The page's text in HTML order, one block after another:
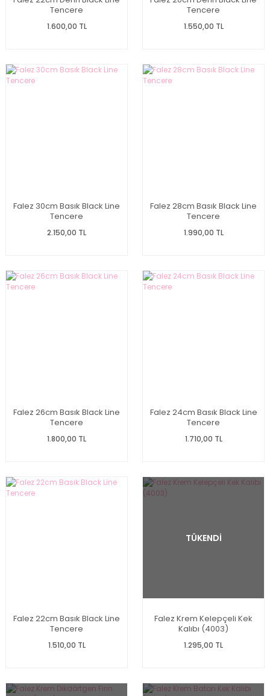
Tencere
1.600,00 TL
Tencere
1.550,00 TL
Falez 30cm Basık Black Line
Tencere
2.150,00 TL
Falez 28cm Basık Black Line
Tencere
1.990,00 TL
Falez 26cm Basık Black Line
Tencere
1.800,00 TL
Falez 24cm Basık Black Line
Tencere
1.710,00 TL
Falez 22cm Basık Black Line
Tencere
1.510,00 TL
TÜKENDİ
Falez Krem Kelepçeli Kek
Kalıbı (4003)
1.295,00 TL